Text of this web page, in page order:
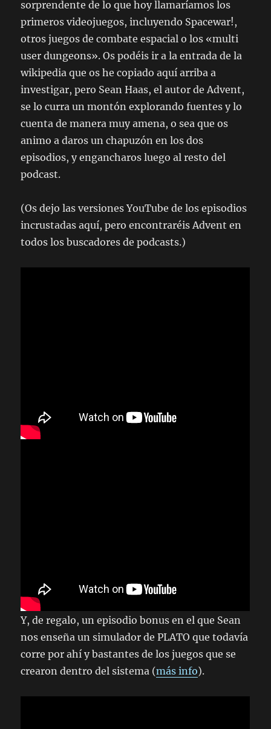
sorprendente de lo que hoy llamaríamos los
primeros videojuegos, incluyendo Spacewar!,
otros juegos de combate espacial o los «multi
user dungeons». Os podéis ir a la entrada de la
wikipedia que os he copiado aquí arriba a
investigar, pero Sean Haas, el autor de Advent,
se lo curra un montón explorando fuentes y lo
cuenta de manera muy amena, o sea que os
animo a daros un chapuzón en los dos
episodios, y engancharos luego al resto del
podcast.
(Os dejo las versiones YouTube de los episodios
incrustadas aquí, pero encontraréis Advent en
todos los buscadores de podcasts.)
Y, de regalo, un episodio bonus en el que Sean
nos enseña un simulador de PLATO que todavía
corre por ahí y bastantes de los juegos que se
crearon dentro del sistema (más info).